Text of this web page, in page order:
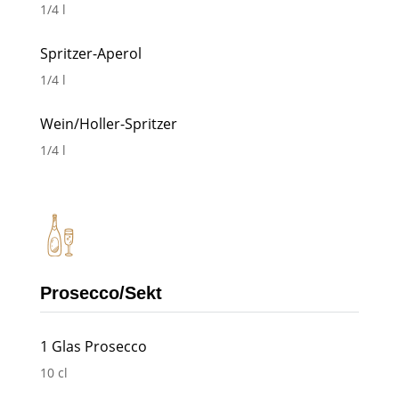
1/4 l
Spritzer-Aperol
1/4 l
Wein/Holler-Spritzer
1/4 l
Prosecco/Sekt
1 Glas Prosecco
10 cl